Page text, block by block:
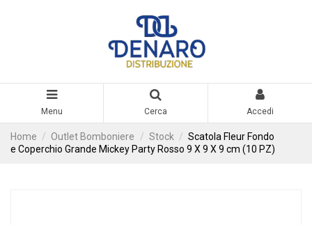
Menu Cerca Accedi
Home Outlet Bomboniere Stock
Scatola Fleur Fondo
e Coperchio Grande Mickey Party Rosso 9 X 9 X 9 cm (10 PZ)